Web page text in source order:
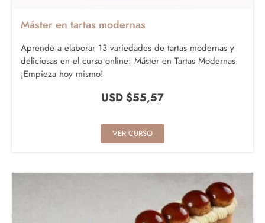
Máster en tartas modernas
Aprende a elaborar 13 variedades de tartas modernas y
deliciosas en el curso online: Máster en Tartas Modernas
¡Empieza hoy mismo!
USD $55,57
VER CURSO